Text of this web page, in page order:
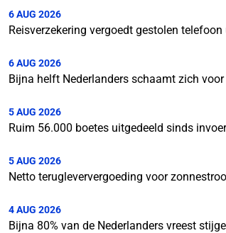
6 AUG 2026
Reisverzekering vergoedt gestolen
6 AUG 2026
Bijna helft Nederlanders schaamt zich
5 AUG 2026
Ruim 56.000 boetes uitgedeeld sinds
5 AUG 2026
Netto terugleververgoeding voor
4 AUG 2026
Bijna 80% van de Nederlanders vreest